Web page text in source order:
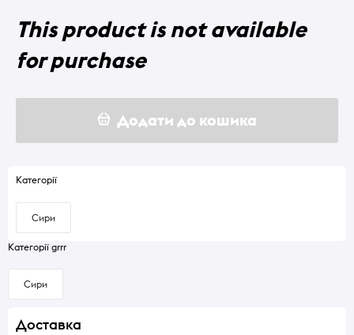
This product is not available
for purchase
Додати до кошика
Категорії
Сири
Категорії grrr
Сири
Доставка